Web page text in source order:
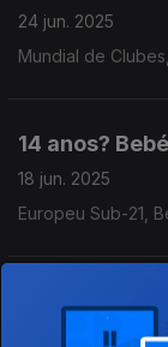
24 jun. 2025
Mundial de
14 anos?
18 jun. 2025
Europeu Sub-21,
Eh pá, mas
17 jun. 2025